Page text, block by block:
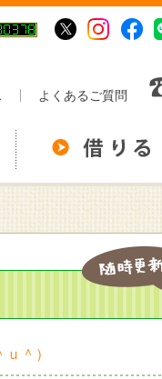
よくあるご質問
＾）